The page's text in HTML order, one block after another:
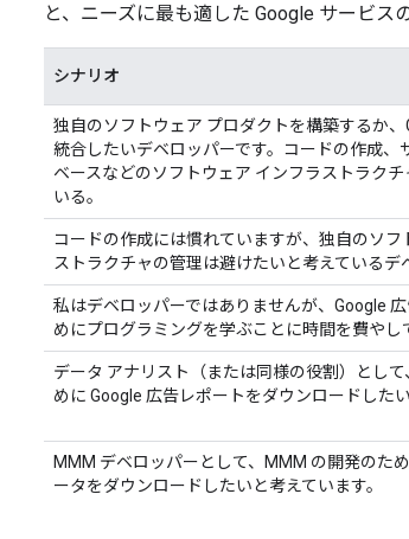
と、ニーズに最も適した Google サービス
シナリオ
独自のソフトウェア プロダクトを構築するか、
統合したいデベロッパーです。コードの作成、
ベースなどのソフトウェア インフラストラク
いる。
コードの作成には慣れていますが、独自のソフ
ストラクチャの管理は避けたいと考えているデ
私はデベロッパーではありませんが、Google
めにプログラミングを学ぶことに時間を費やし
データ アナリスト（または同様の役割）とし
めに Google 広告レポートをダウンロードしたい
MMM デベロッパーとして、MMM の開発のた
ータをダウンロードしたいと考えています。